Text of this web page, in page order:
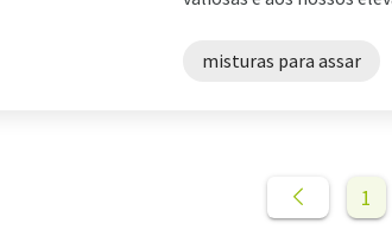
misturas para assar
1